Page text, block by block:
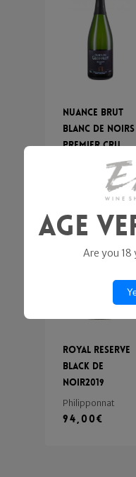
Nuance Brut
Blanc de Noirs
Premier Cru
Royal Reserve
black de
noir2019
Philipponnat
94,00€
Age
Are you 18